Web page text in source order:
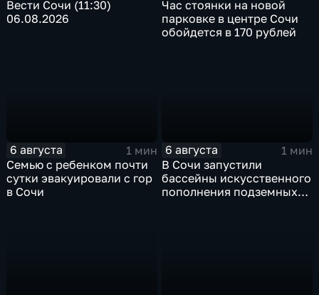
Вести Сочи (11:30)
06.08.2026
Час стоянки на новой
парковке в центре Сочи
обойдется в 170 рублей
6 августа
1 мин
Семью с ребенком почти
сутки эвакуировали с гор
в Сочи
6 августа
1 мин
В Сочи запустили
бассейны искусственного
пополнения подземных